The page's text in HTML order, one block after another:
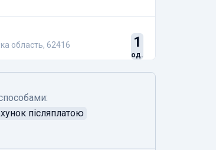
область, 62416 1
од.
післяплатою